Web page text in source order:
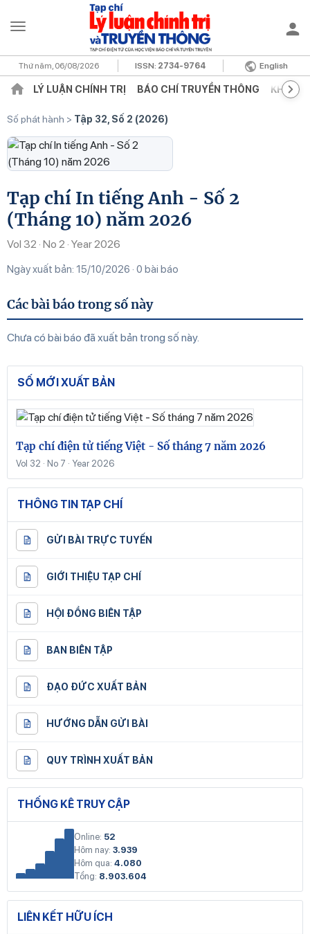
Thứ năm, 06/08/2026 ISSN: 2734-9764 English
LÝ LUẬN CHÍNH TRỊ BÁO CHÍ TRUYỀN THÔNG KHOA
Số phát hành > Tập 32, Số 2 (2026)
Tạp chí In tiếng Anh - Số 2
(Tháng 10) năm 2026
Vol 32 · No 2 · Year 2026
Ngày xuất bản: 15/10/2026 0 bài báo
Các bài báo trong số này
Chưa có bài báo đã xuất bản trong số này.
SỐ MỚI XUẤT BẢN
Tạp chí điện tử tiếng Việt - Số tháng 7 năm 2026
Vol 32 · No 7 · Year 2026
THÔNG TIN TẠP CHÍ
GỬI BÀI TRỰC TUYẾN
GIỚI THIỆU TẠP CHÍ
HỘI ĐỒNG BIÊN TẬP
BAN BIÊN TẬP
ĐẠO ĐỨC XUẤT BẢN
HƯỚNG DẪN GỬI BÀI
QUY TRÌNH XUẤT BẢN
THỐNG KÊ TRUY CẬP
Online: 52
Hôm nay: 3.939
Hôm qua: 4.080
Tổng: 8.903.604
LIÊN KẾT HỮU ÍCH